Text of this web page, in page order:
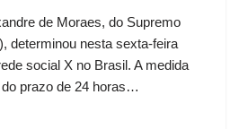
de Moraes, do Supremo
determinou nesta sexta-feira
social X no Brasil. A medida
prazo de 24 horas…